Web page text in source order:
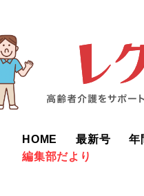
HOME 最新号 年
編集部だより